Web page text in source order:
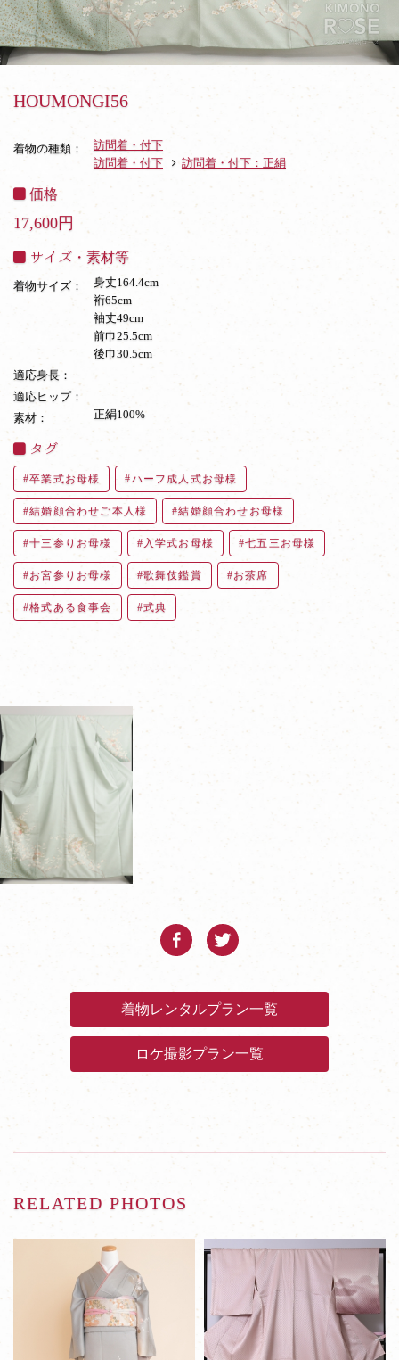
HOUMONGI56
着物の種類：
訪問着・付下
訪問着・付下
訪問着・付下：正絹
価格
17,600円
サイズ・素材等
着物サイズ：
身丈164.4cm
裄65cm
袖丈49cm
前巾25.5cm
後巾30.5cm
適応身長：
適応ヒップ：
素材：
正絹100%
タグ
卒業式お母様 ハーフ成人式お母様
結婚顔合わせご本人様 結婚顔合わせお母様
十三参りお母様 入学式お母様 七五三お母様
お宮参りお母様 歌舞伎鑑賞 お茶席
格式ある食事会 式典
着物レンタルプラン一覧
ロケ撮影プラン一覧
RELATED PHOTOS